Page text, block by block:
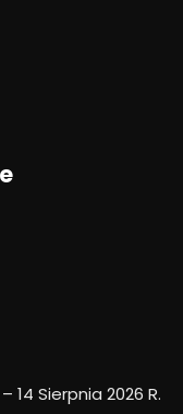
14 Sierpnia 2026 R.